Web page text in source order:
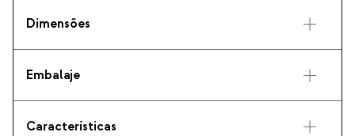
Dimensões
Embalaje
Características